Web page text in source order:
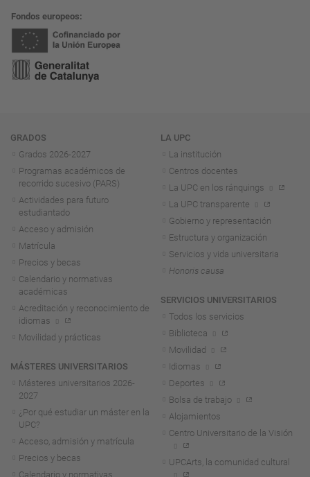
Fondos europeos
Navegación
GRADOS
Grados 2026-2027
Programas académicos de
recorrido sucesivo (PARS)
Actividades para futuro
estudiantado
Acceso y admisión
Matrícula
Precios y becas
Calendario y normativas
académicas
Acreditación y reconocimiento de
idiomas
Movilidad y prácticas
MÁSTERES UNIVERSITARIOS
Másteres universitarios 2026-
2027
¿Por qué estudiar un máster en la
UPC?
Acceso, admisión y matrícula
Precios y becas
Calendario y normativas
LA UPC
La institución
Centros docentes
La UPC en los ránquings
La UPC transparente
Gobierno y representación
Estructura y organización
Servicios y vida universitaria
Honoris causa
SERVICIOS UNIVERSITARIOS
Todos los servicios
Biblioteca
Movilidad
Idiomas
Deportes
Bolsa de trabajo
Alojamientos
Centro Universitario de la Visión
UPCArts, la comunidad cultural